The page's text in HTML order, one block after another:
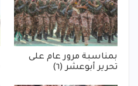
بمناسبة مرور عام على
تحرير أبوعشر (٦)